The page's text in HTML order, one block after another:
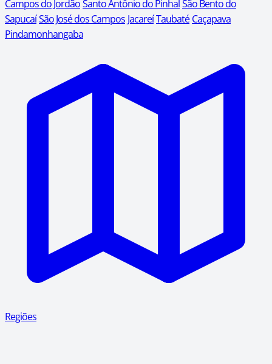
Campos do JordãoSanto Antônio do PinhalSão Bento do
SapucaíSão José dos Campos JacareíTaubaté Caçapava
Pindamonhangaba
Regiões